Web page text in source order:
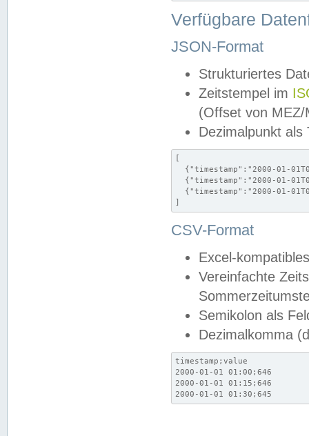
Verfügbare
JSON-Format
Strukturiertes
Zeitstempel im
(Offset von MEZ/
Dezimalpunkt als
[
{"timestamp":"2000-01-
{"timestamp":"2000-01-
{"timestamp":"2000-01-
]
CSV-Format
Excel-
Vereinfachte
Semikolon als
Dezimalkomma
timestamp;value
2000-01-01 01:00;646
2000-01-01 01:15;646
2000-01-01 01:30;645